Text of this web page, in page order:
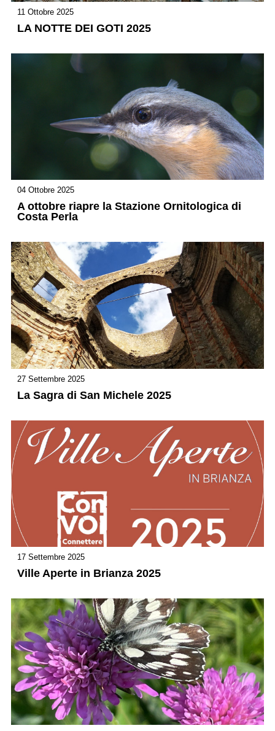
11 Ottobre 2025
LA NOTTE DEI GOTI 2025
04 Ottobre 2025
A ottobre riapre la Stazione Ornitologica di
Costa Perla
27 Settembre 2025
La Sagra di San Michele 2025
17 Settembre 2025
Ville Aperte in Brianza 2025